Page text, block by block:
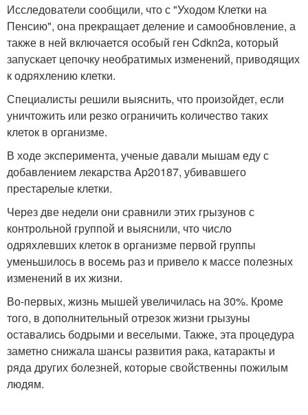
Исследователи сообщили, что с "Уходом Клетки на
Пенсию", она прекращает деление и самообновление, а
также в ней включается особый ген Cdkn2a, который
запускает цепочку необратимых изменений, приводящих
к одряхлению клетки.
Специалисты решили выяснить, что произойдет, если
уничтожить или резко ограничить количество таких
клеток в организме.
В ходе эксперимента, ученые давали мышам еду с
добавлением лекарства Ap20187, убивавшего
престарелые клетки.
Через две недели они сравнили этих грызунов с
контрольной группой и выяснили, что число
одряхлевших клеток в организме первой группы
уменьшилось в восемь раз и привело к массе полезных
изменений в их жизни.
Во-первых, жизнь мышей увеличилась на 30%. Кроме
того, в дополнительный отрезок жизни грызуны
оставались бодрыми и веселыми. Также, эта процедура
заметно снижала шансы развития рака, катаракты и
ряда других болезней, которые свойственны пожилым
людям.